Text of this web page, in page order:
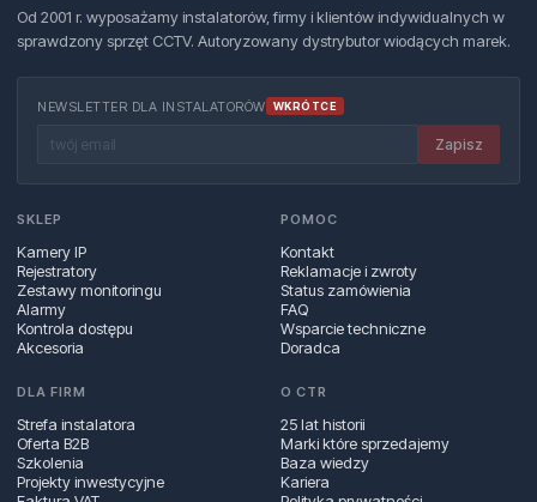
Od 2001 r. wyposażamy instalatorów, firmy i klientów indywidualnych w
sprawdzony sprzęt CCTV. Autoryzowany dystrybutor wiodących marek.
NEWSLETTER DLA INSTALATORÓW WKRÓTCE
Zapisz
SKLEP
Kamery IP
Rejestratory
Zestawy monitoringu
Alarmy
Kontrola dostępu
Akcesoria
POMOC
Kontakt
Reklamacje i zwroty
Status zamówienia
FAQ
Wsparcie techniczne
Doradca
DLA FIRM
Strefa instalatora
Oferta B2B
Szkolenia
Projekty inwestycyjne
O CTR
25 lat historii
Marki które sprzedajemy
Baza wiedzy
Kariera